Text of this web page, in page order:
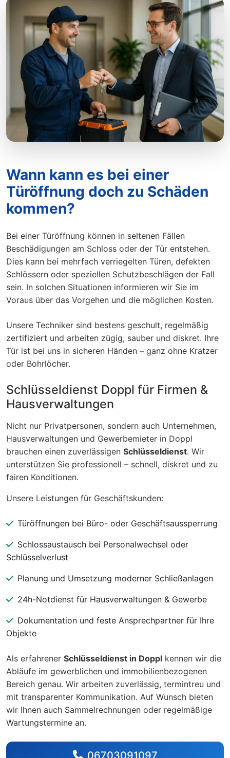
Wann kann es bei einer
Türöffnung doch zu Schäden
kommen?
Bei einer Türöffnung können in seltenen Fällen
Beschädigungen am Schloss oder der Tür entstehen.
Dies kann bei mehrfach verriegelten Türen, defekten
Schlössern oder speziellen Schutzbeschlägen der Fall
sein. In solchen Situationen informieren wir Sie im
Voraus über das Vorgehen und die möglichen Kosten.
Unsere Techniker sind bestens geschult, regelmäßig
zertifiziert und arbeiten zügig, sauber und diskret. Ihre
Tür ist bei uns in sicheren Händen – ganz ohne Kratzer
oder Bohrlöcher.
Schlüsseldienst Doppl für Firmen &
Hausverwaltungen
Nicht nur Privatpersonen, sondern auch Unternehmen,
Hausverwaltungen und Gewerbemieter in Doppl
brauchen einen zuverlässigen Schlüsseldienst. Wir
unterstützen Sie professionell – schnell, diskret und zu
fairen Konditionen.
Unsere Leistungen für Geschäftskunden:
Türöffnungen bei Büro- oder Geschäftsaussperrung
Schlossaustausch bei Personalwechsel oder
Schlüsselverlust
Planung und Umsetzung moderner Schließanlagen
24h-Notdienst für Hausverwaltungen & Gewerbe
Dokumentation und feste Ansprechpartner für Ihre
Objekte
Als erfahrener Schlüsseldienst in Doppl kennen wir die
Abläufe im gewerblichen und immobilienbezogenen
Bereich genau. Wir arbeiten zuverlässig, termintreu und
mit transparenter Kommunikation. Auf Wunsch bieten
wir Ihnen auch Sammelrechnungen oder regelmäßige
Wartungstermine an.
06703091097